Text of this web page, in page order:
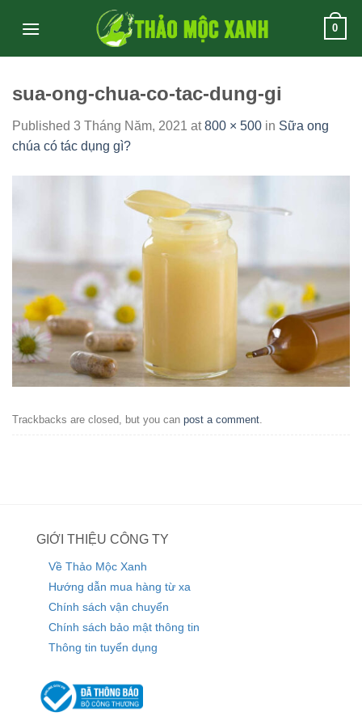
0
sua-ong-chua-co-tac-dung-gi
Published 3 Tháng Năm, 2021 at800 × 500 in Sữa ong
chúa có tác dụng gì?
Trackbacks are closed, but you can post a comment
GIỚI THIỆU CÔNG TY
Về Thảo Mộc Xanh
Hướng dẫn mua hàng từ xa
Chính sách vận chuyển
Chính sách bảo mật thông tin
Thông tin tuyển dụng